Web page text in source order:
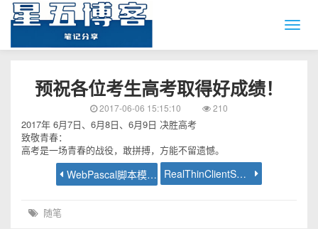
预祝各位考生高考取得好成绩！
2017-06-06 15:15:10 210
2017年 6月7日、6月8日、6月9日 决胜高考
致敬青春：
高考是一场青春的战役，敢拼搏，方能不留遗憾。
WebPascal脚本模型教程 - js解析dataset数据集 RealThinClientSDK开源了
随笔